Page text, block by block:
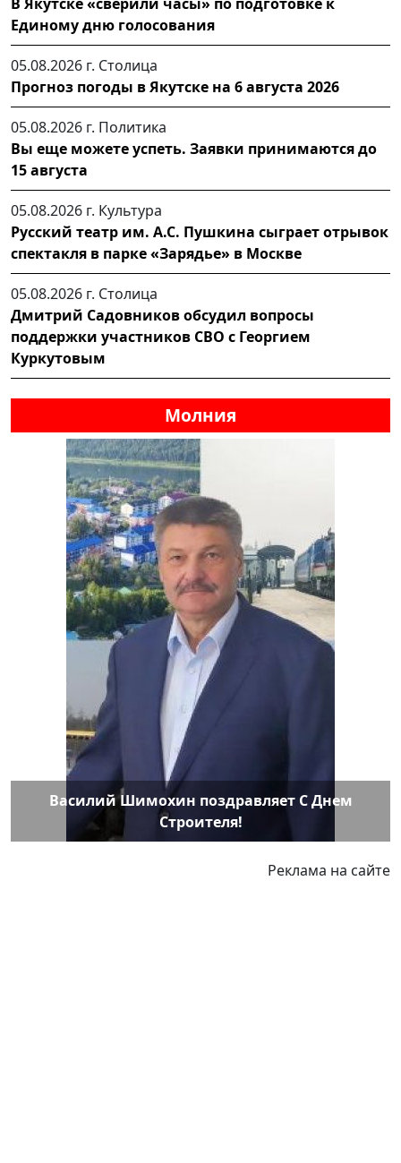
Единому дню голосования
05.08.2026 г. Столица
Прогноз погоды в Якутске на 6 августа 2026
05.08.2026 г. Политика
Вы еще можете успеть. Заявки принимаются до
15 августа
05.08.2026 г. Культура
Русский театр им. А.С. Пушкина сыграет отрывок
спектакля в парке «Зарядье» в Москве
05.08.2026 г. Столица
Дмитрий Садовников обсудил вопросы
поддержки участников СВО с Георгием
Куркутовым
Молния
Василий Шимохин поздравляет С Днем
Строителя!
Реклама на сайте